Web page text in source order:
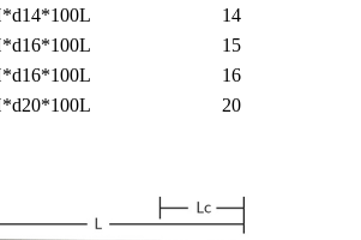
14
15
16
20